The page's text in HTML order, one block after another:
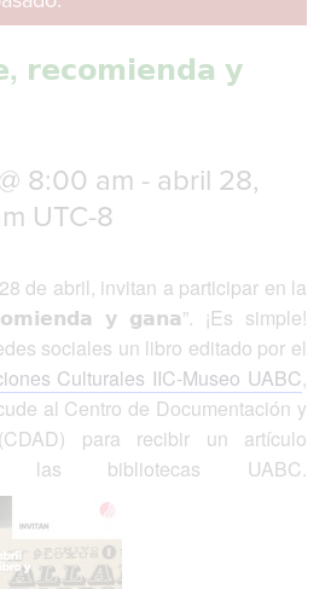
𝗿𝗲𝗰𝗼𝗺𝗶𝗲𝗻𝗱𝗮 𝘆
8:00 am - abril 28,
UTC-8
de abril, invitan a participar en la
𝘆 𝗴𝗮𝗻𝗮”. ¡Es simple!
sociales un libro editado por el
Culturales IIC-Museo UABC,
al Centro de Documentación y
para recibir un artículo
las bibliotecas UABC.